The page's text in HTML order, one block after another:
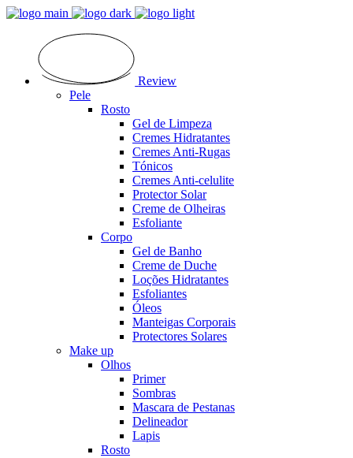
Review
Pele
Rosto
Gel de Limpeza
Cremes Hidratantes
Cremes Anti-Rugas
Tónicos
Cremes Anti-celulite
Protector Solar
Creme de Olheiras
Esfoliante
Corpo
Gel de Banho
Creme de Duche
Loções Hidratantes
Esfoliantes
Óleos
Manteigas Corporais
Protectores Solares
Make up
Olhos
Primer
Sombras
Mascara de Pestanas
Delineador
Lapis
Rosto